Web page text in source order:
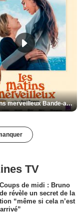
Les Matins merveilleux Bande-annonce VF
TV
de midi : Bruno
révèle un secret de la
“même si cela n’est